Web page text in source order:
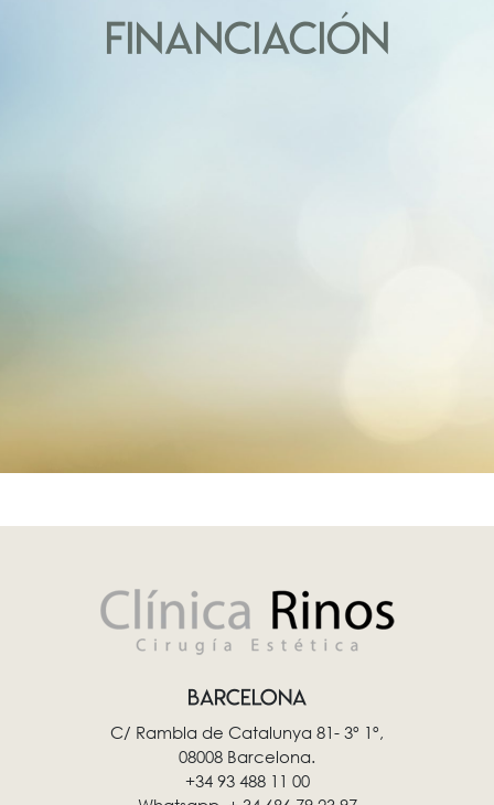
FINANCIACIÓN
BARCELONA
C/ Rambla de Catalunya 81- 3º 1º,
08008 Barcelona.
+34 93 488 11 00